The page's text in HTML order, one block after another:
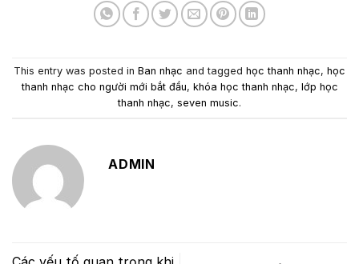
This entry was posted in Ban nhạc and tagged học thanh nhạc, học
thanh nhạc cho người mới bắt đầu, khóa học thanh nhạc, lớp học
thanh nhạc, seven music.
ADMIN